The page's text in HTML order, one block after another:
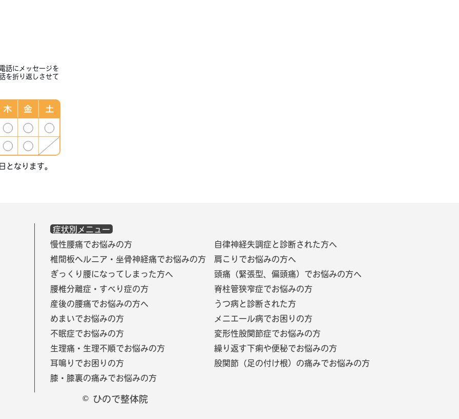
話にメッセージを
を折り返しさせて
なります。
症状別メニュー
慢性腰痛でお悩みの方
自律神経失調症と診断された方へ
椎間板ヘルニア・坐骨神経痛でお悩みの方
肩こりでお悩みの方へ
ぎっくり腰になってしまった方へ
頭痛（緊張型、偏頭痛）でお悩みの方へ
腰椎分離症・すべり症の方
脊柱管狭窄症でお悩みの方
産後の腰痛でお悩みの方へ
うつ病と診断された方
めまいでお悩みの方
メニエール病でお困りの方
不眠症でお悩みの方
変形性股関節症でお悩みの方
生理痛・生理不順でお悩みの方
繰り返す下痢や便秘でお悩みの方
耳鳴りでお困りの方
股関節（足の付け根）の痛みでお悩みの方
膝・膝裏の痛みでお悩みの方
© ひので整体院